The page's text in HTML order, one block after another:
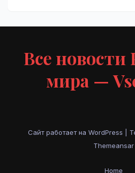
Все новости
мира —
Сайт работает на WordPress
Themeansar
Home